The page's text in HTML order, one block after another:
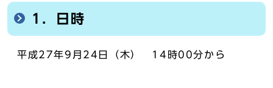
1．日時
平成27年9月24日（木） 14時00分から